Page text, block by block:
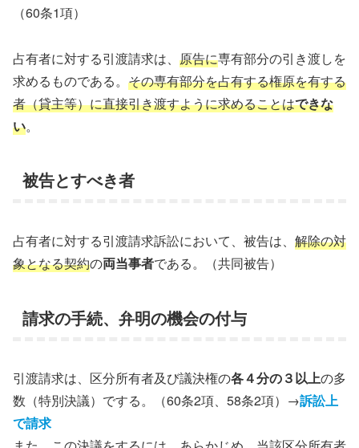
（60条1項）
占有者に対する引渡請求は、 原告に専有部分の引き渡しを
求めるものである。 その専有部分を占有する権原を有する
者（貸主等）に直接引き渡すように求めることはできな
い。
被告とすべき者
占有者に対する引渡請求訴訟において、被告は、 解除の対
象となる契約の両当事者である。（共同被告）
請求の手続、弁明の機会の付与
引渡請求は、区分所有者及び議決権の各４分の３以上の多
数（特別決議）でする。（60条2項、58条2項）→訴訟上
で請求